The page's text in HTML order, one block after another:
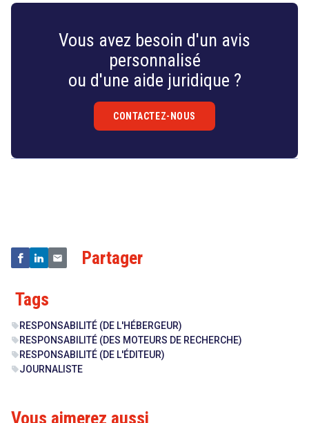
Vous avez besoin d'un avis
personnalisé
ou d'une aide juridique ?
CONTACTEZ-NOUS
Partager
Tags
sell RESPONSABILITÉ (DE L'HÉBERGEUR)
sell RESPONSABILITÉ (DES MOTEURS DE RECHERCHE)
sell RESPONSABILITÉ (DE L'ÉDITEUR)
sellJOURNALISTE
Vous aimerez aussi